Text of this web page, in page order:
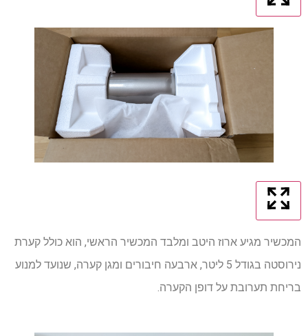
המכשיר מגיע ארוז היטב ומלבד המכשיר הראשי, הוא כולל קערת
נירוסטה בגודל 5 ליטר, ארבעה חיבורים ומגן קערה, שנועד למנוע
בריחת תערובת על דופן הקערה.